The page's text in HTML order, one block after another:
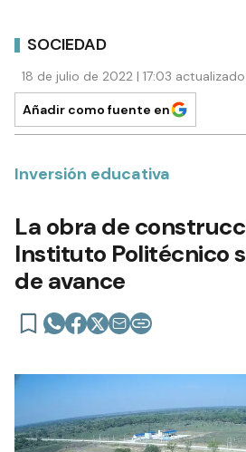
SOCIEDAD
18 de julio de 2022 | 17:03
Añadir como fuente en
Inversión educativa
La obra de
Instituto Politécnico
de avance